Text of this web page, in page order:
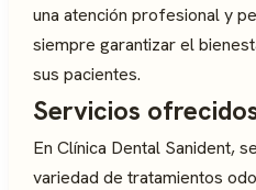
una atención profesional y
siempre garantizar el
sus pacientes.
Servicios
En Clínica Dental Sanident,
variedad de tratamientos